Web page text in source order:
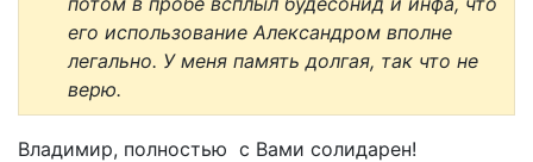
его использование Александром вполне
легально. У меня память долгая, так что не
верю.
Владимир, полностью с Вами солидарен!